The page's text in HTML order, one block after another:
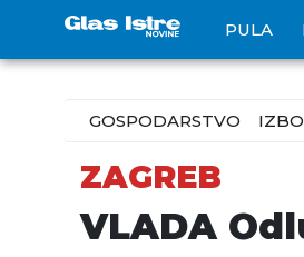
PULA
GOSPODARSTVO
ZAGREB
VLADA